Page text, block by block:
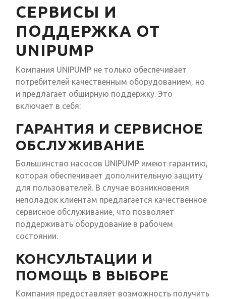
СЕРВИСЫ И
ПОДДЕРЖКА ОТ
UNIPUMP
Компания UNIPUMP не только обеспечивает
потребителей качественным оборудованием, но
и предлагает обширную поддержку. Это
включает в себя:
ГАРАНТИЯ И СЕРВИСНОЕ
ОБСЛУЖИВАНИЕ
Большинство насосов UNIPUMP имеют гарантию,
которая обеспечивает дополнительную защиту
для пользователей. В случае возникновения
неполадок клиентам предлагается качественное
сервисное обслуживание, что позволяет
поддерживать оборудование в рабочем
состоянии.
КОНСУЛЬТАЦИИ И
ПОМОЩЬ В ВЫБОРЕ
Компания предоставляет возможность получить